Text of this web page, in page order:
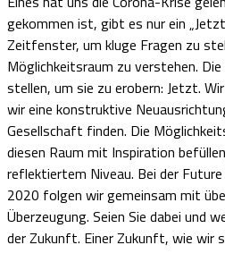
gekommen ist, gibt es nur ein
Zeitfenster, um kluge Fragen zu
Möglichkeitsraum zu verstehen.
stellen, um sie zu erobern: Jetzt.
wir eine konstruktive
Gesellschaft finden. Die
diesen Raum mit Inspiration
reflektiertem Niveau. Bei der
2020 folgen wir gemeinsam mit
Überzeugung. Seien Sie dabei und
der Zukunft. Einer Zukunft, wie wir